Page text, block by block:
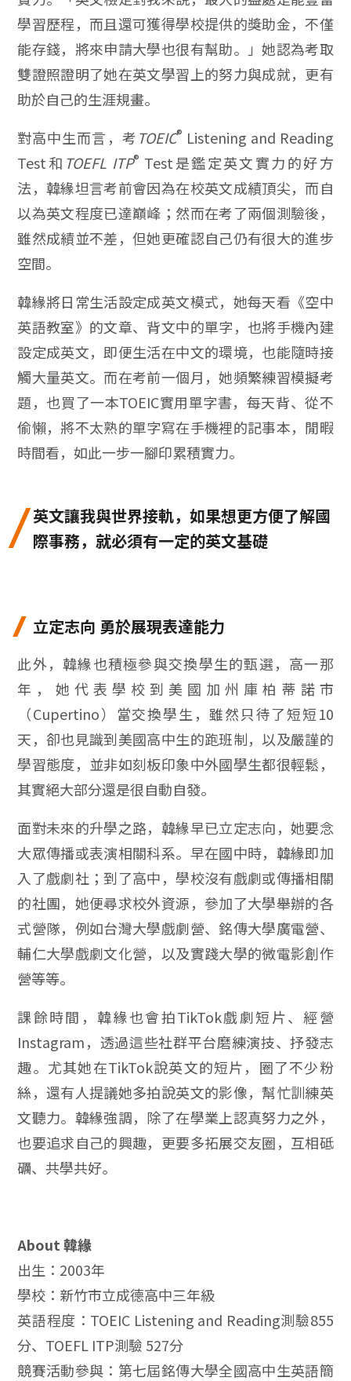
學習歷程，而且還可獲得學校提供的獎助金，不僅
能存錢，將來申請大學也很有幫助。」她認為考取
雙證照證明了她在英文學習上的努力與成就，更有
助於自己的生涯規畫。
對高中生而言，考TOEIC® Listening and Reading
Test和 TOEFL ITP® Test是鑑定英文實力的好方
法，韓緣坦言考前會因為在校英文成績頂尖，而自
以為英文程度已達巔峰；然而在考了兩個測驗後，
雖然成績並不差，但她更確認自己仍有很大的進步
空間。
韓緣將日常生活設定成英文模式，她每天看《空中
英語教室》的文章、背文中的單字，也將手機內建
設定成英文，即便生活在中文的環境，也能隨時接
觸大量英文。而在考前一個月，她頻繁練習模擬考
題，也買了一本TOEIC實用單字書，每天背、從不
偷懶，將不太熟的單字寫在手機裡的記事本，閒暇
時間看，如此一步一腳印累積實力。
英文讓我與世界接軌，如果想更方便了解國
際事務，就必須有一定的英文基礎
立定志向 勇於展現表達能力
此外，韓緣也積極參與交換學生的甄選，高一那
年，她代表學校到美國加州庫柏蒂諾市
（Cupertino）當交換學生，雖然只待了短短10
天，卻也見識到美國高中生的跑班制，以及嚴謹的
學習態度，並非如刻板印象中外國學生都很輕鬆，
其實絕大部分還是很自動自發。
面對未來的升學之路，韓緣早已立定志向，她要念
大眾傳播或表演相關科系。早在國中時，韓緣即加
入了戲劇社；到了高中，學校沒有戲劇或傳播相關
的社團，她便尋求校外資源，參加了大學舉辦的各
式營隊，例如台灣大學戲劇營、銘傳大學廣電營、
輔仁大學戲劇文化營，以及實踐大學的微電影創作
營等等。
課餘時間，韓緣也會拍TikTok戲劇短片、經營
Instagram，透過這些社群平台磨練演技、抒發志
趣。尤其她在TikTok說英文的短片，圈了不少粉
絲，還有人提議她多拍說英文的影像，幫忙訓練英
文聽力。韓緣強調，除了在學業上認真努力之外，
也要追求自己的興趣，更要多拓展交友圈，互相砥
礪、共學共好。
About 韓緣
出生：2003年
學校：新竹市立成德高中三年級
英語程度：TOEIC Listening and Reading測驗855
分、TOEFL ITP測驗 527分
競賽活動參與：第七屆銘傳大學全國高中生英語簡